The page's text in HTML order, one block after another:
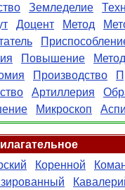
Земледелие
Доцент Метод
Повышение
Производство
Артиллерия
Микроскоп
Коренной